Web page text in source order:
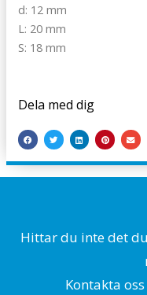
d: 12 mm
L: 20 mm
S: 18 mm
Dela med dig
Hittar du inte det
Kontakta